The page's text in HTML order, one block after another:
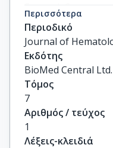
Ferrand, C.
Soulier, J.
Borg, C.
Rohrlich, P.-S.
Περισσότερα
Περιοδικό
Journal of
Εκδότης
BioMed Central Ltd.
Τόμος
7
Αριθμός / τεύχος
1
Λέξεις-κλειδιά